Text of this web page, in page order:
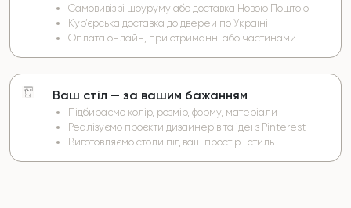
Самовивіз зі шоуруму або доставка Новою Поштою
Кур’єрська доставка до дверей по Україні
Оплата онлайн, при отриманні або частинами
Ваш стіл — за вашим бажанням
Підбираємо колір, розмір, форму, матеріали
Реалізуємо проєкти дизайнерів та ідеї з Pinterest
Виготовляємо столи під ваш простір і стиль